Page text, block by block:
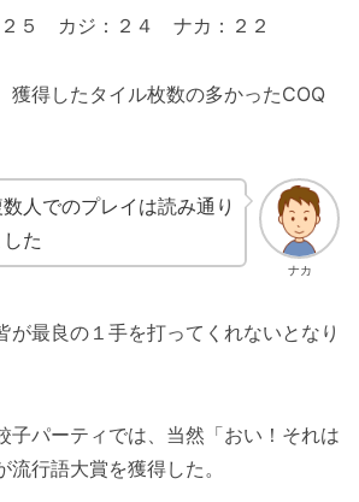
５ カジ：２４ ナカ：２２
獲得したタイル枚数の多かったCOQ
ナカ
人でのプレイは読み通り
た
が最良の１手を打ってくれないとなり
子パーティでは、当然「おい！それは
行語大賞を獲得した。